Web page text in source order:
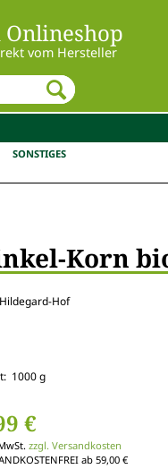
Onlineshop
vom Hersteller
SONSTIGES
Korn
Hof
1000 g
€
zzgl. Versandkosten
ab 59,00 €